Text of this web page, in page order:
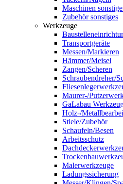
Maschinen
Zubehör sonstiges
Werkzeuge
Transportgeräte
Messen/Markieren
Hämmer/Meisel
Zangen/Scheren
Schraubendreher/
Maurer-/
GaLabau
Holz-/
Stiele/Zubehör
Schaufeln/Besen
Arbeitsschutz
Malerwerkzeuge
Ladungssicherung